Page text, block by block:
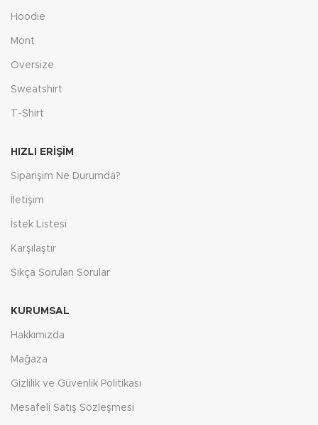
Hoodie
Mont
Oversize
Sweatshirt
T-Shirt
HIZLI ERIŞIM
Siparişim Ne Durumda?
İletişim
İstek Listesi
Karşılaştır
Sıkça Sorulan Sorular
KURUMSAL
Hakkımızda
Mağaza
Gizlilik ve Güvenlik Politikası
Mesafeli Satış Sözleşmesi